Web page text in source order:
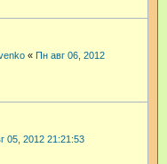
« Пн авг 06, 2012
05, 2012 21:21:53